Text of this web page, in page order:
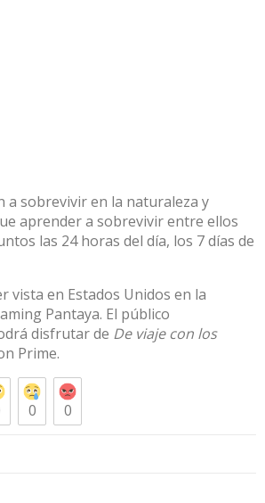
a sobrevivir en la naturaleza y
aprender a sobrevivir entre ellos
las 24 horas del día, los 7 días de
vista en Estados Unidos en la
Pantaya. El público
disfrutar de De viaje con los
Prime.
0 0